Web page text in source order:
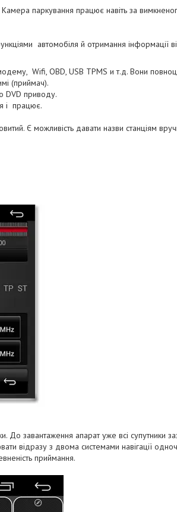
паркування працює навіть за
автомобіля й отримання інформації
Wifi, OBD, USB TPMS и т.д. Вони
(приймач).
DVD приводу.
і працює.
Є можливість давати назви станціям
До завантаження апарат уже всі супутники
відразу з двома системами навігації
приймання.